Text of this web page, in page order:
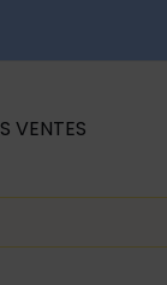
VENTES